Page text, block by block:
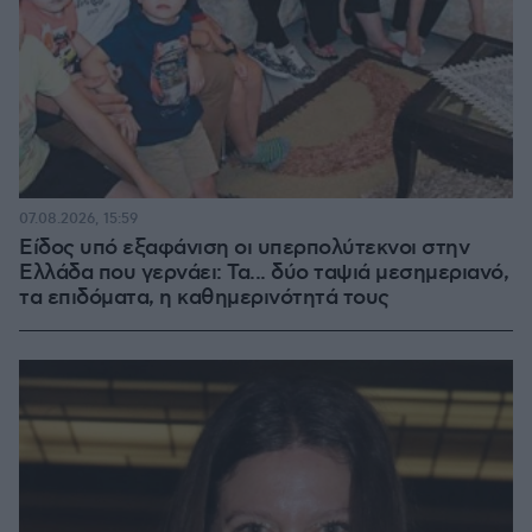
Είδος υπό εξαφάνιση οι υπερπολύτεκνοι στην
Ελλάδα που γερνάει: Τα... δύο ταψιά μεσημεριανό,
τα επιδόματα, η καθημερινότητά τους
07.08.2026, 15:59